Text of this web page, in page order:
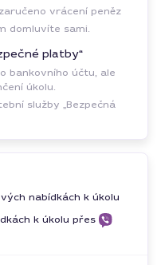
vrácení peněz
domluvíte sami.
platby“
bankovního účtu, ale
úkolu.
služby „Bezpečná
nabídkách k úkolu
k úkolu přes